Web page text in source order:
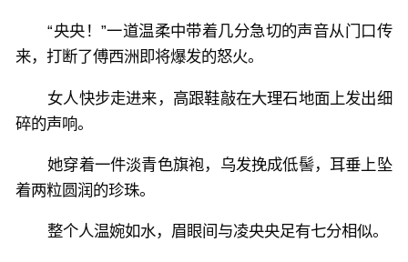
“央央！”一道温柔中带着几分急切的声音从门口传
来，打断了傅西洲即将爆发的怒火。
女人快步走进来，高跟鞋敲在大理石地面上发出细
碎的声响。
她穿着一件淡青色旗袍，乌发挽成低髻，耳垂上坠
着两粒圆润的珍珠。
整个人温婉如水，眉眼间与凌央央足有七分相似。